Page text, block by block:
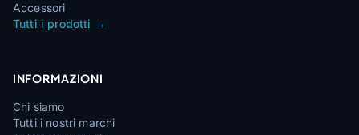
Accessori
Tutti i prodotti →
INFORMAZIONI
Chi siamo
Tutti i nostri marchi